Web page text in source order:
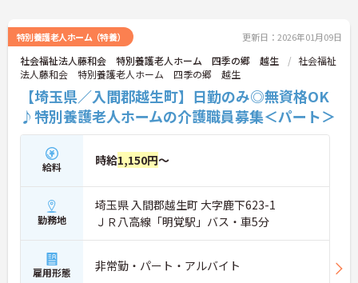
特別養護老人ホーム（特養） 更新日：2026年01月09日
社会福祉法人藤和会 特別養護老人ホーム 四季の郷 越生
社会福祉
法人藤和会 特別養護老人ホーム 四季の郷 越生
【埼玉県／入間郡越生町】日勤のみ◎無資格OK
♪特別養護老人ホームの介護職員募集＜パート＞
給料 時給1,150円～
勤務地
埼玉県 入間郡越生町 大字鹿下623-1
ＪＲ八高線「明覚駅」バス・車5分
雇用形態 非常勤・パート・アルバイト